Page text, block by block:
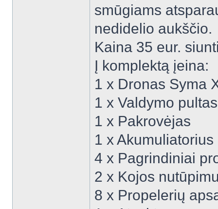
smūgiams
nedidelio aukščio.
Kaina 35 eur.
Į komplektą įeina:
1 x Dronas Syma
1 x Valdymo pultas
1 x Pakrovėjas
1 x Akumuliatorius
4 x Pagrindiniai
2 x Kojos
8 x Propelerių